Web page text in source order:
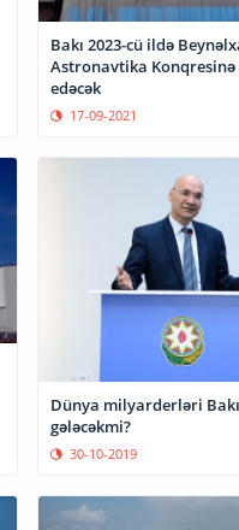
Bakı 2023-cü ildə
Astronavtika
edəcək
17-09-2021
Dünya milyarderləri
gələcəkmi?
30-10-2019